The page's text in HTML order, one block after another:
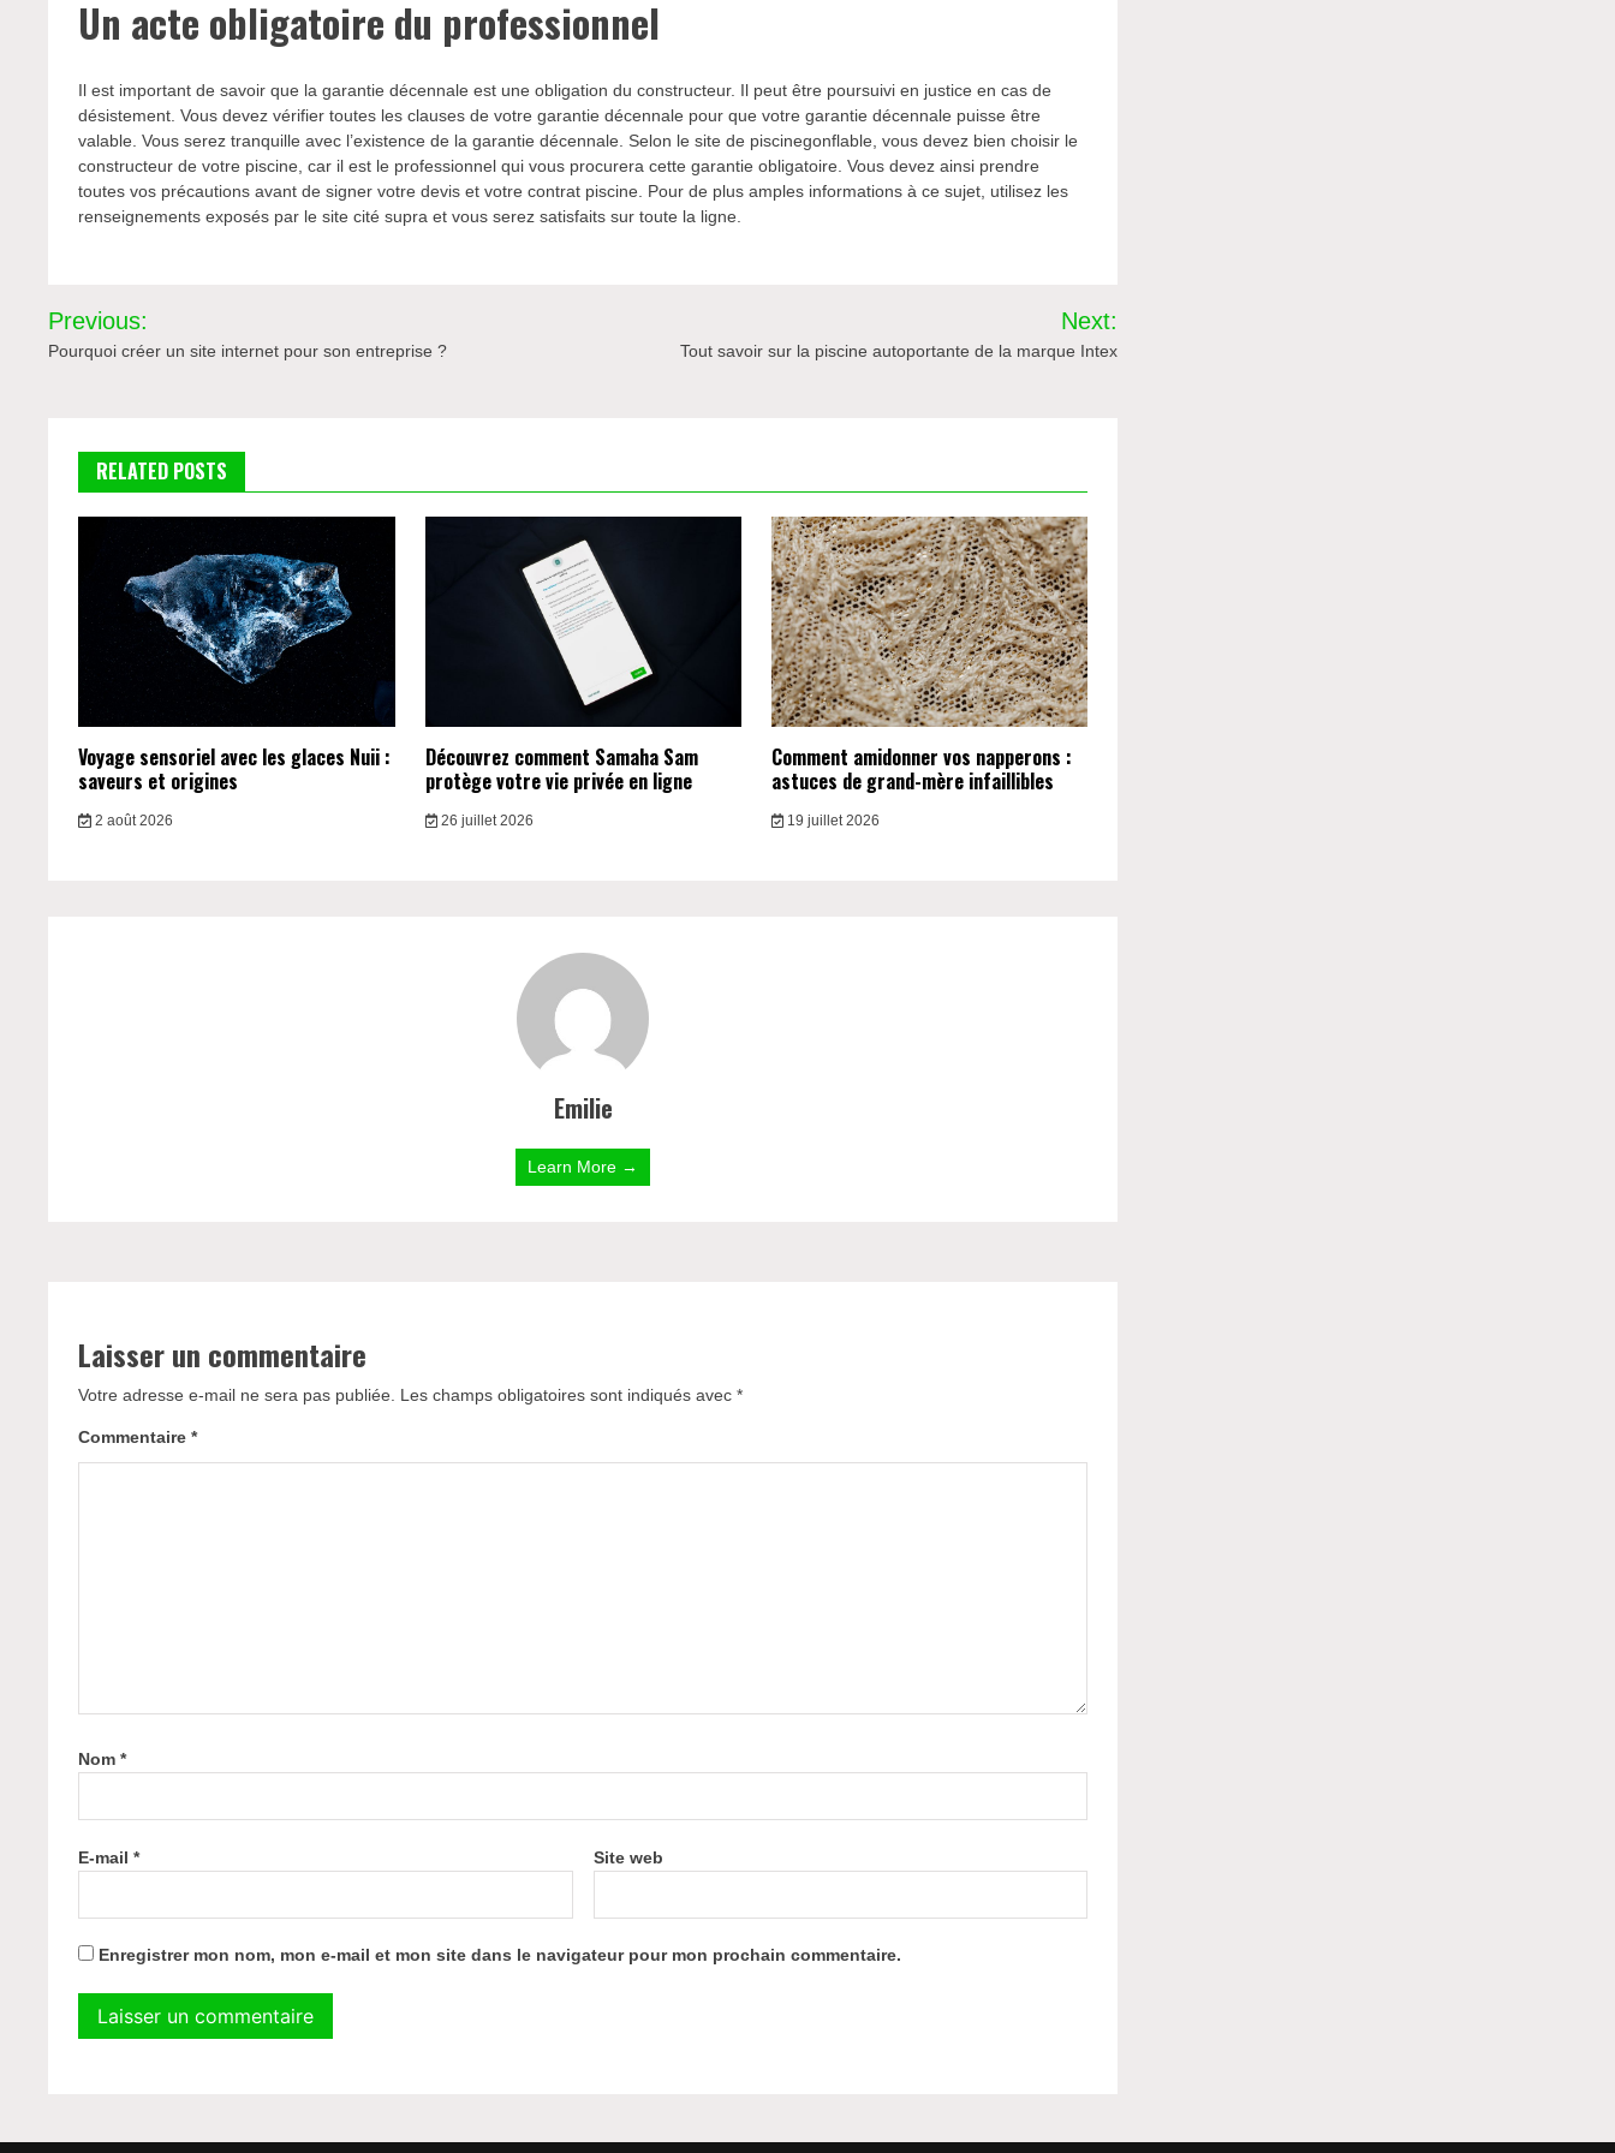
Un acte obligatoire du professionnel
Il est important de savoir que la garantie décennale est une obligation du constructeur. Il peut être poursuivi en justice en cas de
désistement. Vous devez vérifier toutes les clauses de votre garantie décennale pour que votre garantie décennale puisse être
valable. Vous serez tranquille avec l’existence de la garantie décennale. Selon le site de piscinegonflable, vous devez bien choisir le
constructeur de votre piscine, car il est le professionnel qui vous procurera cette garantie obligatoire. Vous devez ainsi prendre
toutes vos précautions avant de signer votre devis et votre contrat piscine. Pour de plus amples informations à ce sujet, utilisez les
renseignements exposés par le site cité supra et vous serez satisfaits sur toute la ligne.
Navigation
de
Previous:
Pourquoi créer un site internet pour son entreprise ?
Next:
Tout savoir sur la piscine autoportante de la marque Intex
RELATED POSTS
Voyage sensoriel avec les glaces Nuii :
saveurs et origines
2 août 2026
Découvrez comment Samaha Sam
protège votre vie privée en ligne
26 juillet 2026
Comment amidonner vos napperons :
astuces de grand-mère infaillibles
19 juillet 2026
Emilie
Learn More →
Laisser un commentaire
Votre adresse e-mail ne sera pas publiée. Les champs obligatoires sont indiqués avec*
Commentaire*
Nom*
E-mail* Site web
Enregistrer mon nom, mon e-mail et mon site dans le navigateur pour mon prochain commentaire.